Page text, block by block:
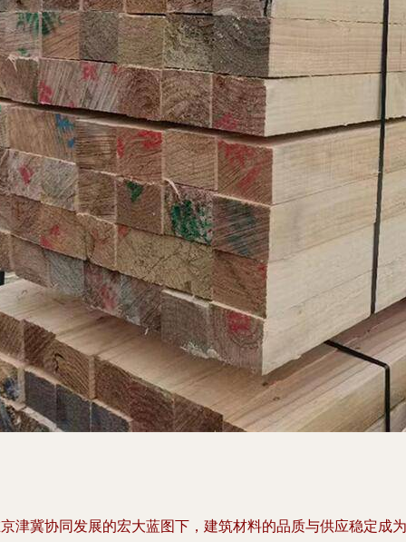
津冀协同发展的宏大蓝图下，建筑材料的品质与供应稳定成为